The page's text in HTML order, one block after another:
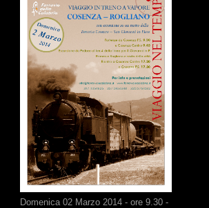
Domenica 02 Marzo 2014 - ore 9.30 -